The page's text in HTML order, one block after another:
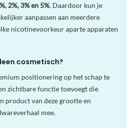
2%, 3% en 5%. Daardoor kun je
aanpassen aan meerdere
nicotinevoorkeur aparte apparaten
cosmetisch?
positionering op het schap te
zichtbare functie toevoegt die
product van deze grootte en
mee.